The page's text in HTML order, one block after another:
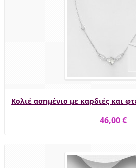
Κολιέ ασημένιο με καρδιές και
46,00 €